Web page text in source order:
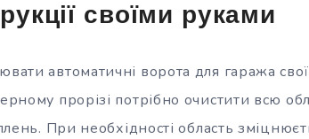
своїми руками
автоматичні ворота для гаража
прорізі потрібно очистити всю
При необхідності область